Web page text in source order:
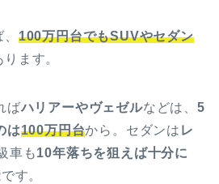
100万円台でもSUVやセダン
ります。
ばハリアーやヴェゼルなどは、5
は100万円台から。セダンは レ
車も10年落ちを狙えば十分に
す。